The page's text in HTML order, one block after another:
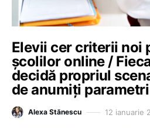
Elevii cer criterii noi
școlilor online /
decidă propriul
de anumiți parametri
Alexa Stănescu 12 ianuarie